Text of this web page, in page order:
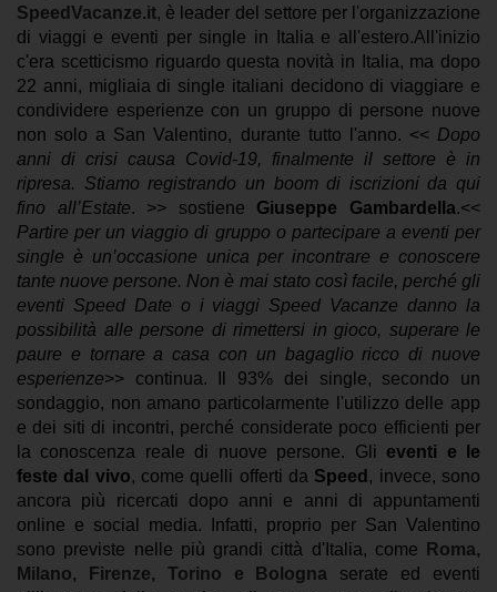
SpeedVacanze.it, è leader del settore per l'organizzazione
di viaggi e eventi per single in Italia e all'estero.All'inizio
c'era scetticismo riguardo questa novità in Italia, ma dopo
22 anni, migliaia di single italiani decidono di viaggiare e
condividere esperienze con un gruppo di persone nuove
non solo a San Valentino, durante tutto l'anno. << Dopo
anni di crisi causa Covid-19, finalmente il settore è in
ripresa. Stiamo registrando un boom di iscrizioni da qui
fino all’Estate. >> sostiene Giuseppe Gambardella.<<
Partire per un viaggio di gruppo o partecipare a eventi per
single è un’occasione unica per incontrare e conoscere
tante nuove persone. Non è mai stato così facile, perché gli
eventi Speed Date o i viaggi Speed Vacanze danno la
possibilità alle persone di rimettersi in gioco, superare le
paure e tornare a casa con un bagaglio ricco di nuove
esperienze>> continua.
Il 93% dei single, secondo un
sondaggio, non amano particolarmente l'utilizzo delle app
e dei siti di incontri, perché considerate poco efficienti per
la conoscenza reale di nuove persone. Gli eventi e le
feste dal vivo, come quelli offerti da Speed , invece, sono
ancora più ricercati dopo anni e anni di appuntamenti
online e social media.
Infatti, proprio per San Valentino
sono previste nelle più grandi città d'Italia, come
Roma,
Milano, Firenze, Torino e Bologna
serate ed eventi